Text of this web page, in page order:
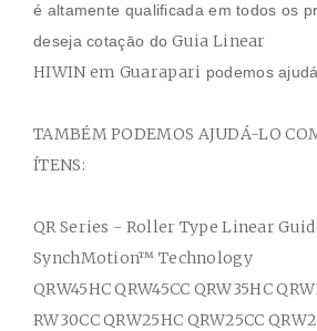
é altamente qualificada em todos os
deseja cotaçāo doGuia Linear
HIWIN em Guarapari podemos
TAMBÉM PODEMOS AJUDÁ-LO
ÍTENS:
QR Series - Roller Type Linear
SynchMotion™ Technology
QRW45HC QRW45CC QRW35HC
RW30CC QRW25HC QRW25CC